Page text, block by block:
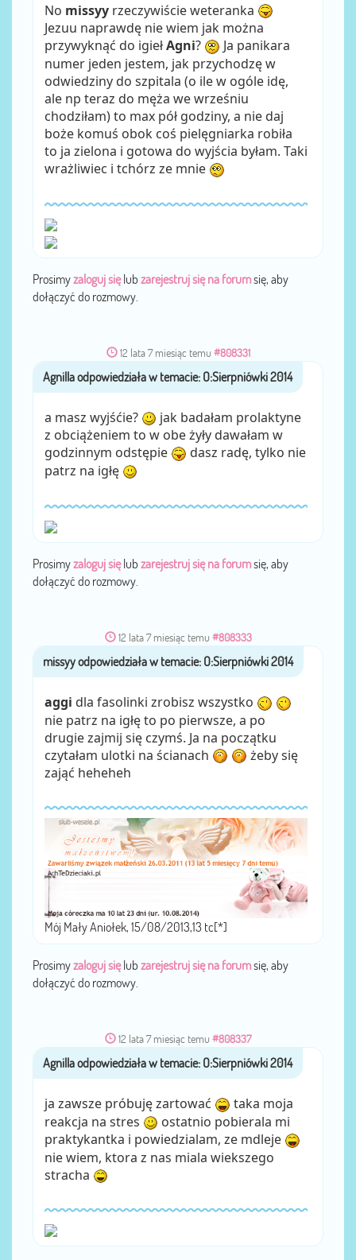
No missyy rzeczywiście weteranka
Jezuu naprawdę nie wiem jak można
przywyknąć do igiełAgni?
Ja panikara
numer jeden jestem, jak przychodzę w
odwiedziny do szpitala (o ile w ogóle idę,
ale np teraz do męża we wrześniu
chodziłam) to max pół godziny, a nie daj
boże komuś obok coś pielęgniarka robiła
to ja zielona i gotowa do wyjścia byłam. Taki
wrażliwiec i tchórz ze mnie
Prosimyzaloguj sięlub zarejestruj się na forumsię, aby
dołączyć do rozmowy.
12 lata 7 miesiąc temu #808331
przezAgnilla
a masz wyjśćie?
jak badałam prolaktyne
z obciążeniem to w obe żyły dawałam w
godzinnym odstępie
dasz radę, tylko nie
patrz na igłę
Prosimyzaloguj sięlub zarejestruj się na forumsię, aby
dołączyć do rozmowy.
12 lata 7 miesiąc temu #808333
przezmissyy
aggi dla fasolinki zrobisz wszystko
nie patrz na igłę to po pierwsze, a po
drugie zajmij się czymś. Ja na początku
czytałam ulotki na ścianach
żeby się
zająć heheheh
Mój Mały Aniołek, 15/08/2013,13 tc[*]
Prosimyzaloguj sięlub zarejestruj się na forumsię, aby
dołączyć do rozmowy.
12 lata 7 miesiąc temu #808337
przezAgnilla
ja zawsze próbuję zartować
taka moja
reakcja na stres
ostatnio pobierala mi
praktykantka i powiedzialam, ze mdleje
nie wiem, ktora z nas miala wiekszego
stracha